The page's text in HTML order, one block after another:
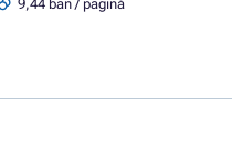
9,44 ban / pagină